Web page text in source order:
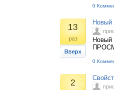
0
13
раз
Вверх
Новый
Новый
0
2